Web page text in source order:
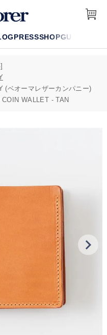
PRESSSHOPGUIDE
(ベオーマレザーカンパニー)
WALLET - TAN